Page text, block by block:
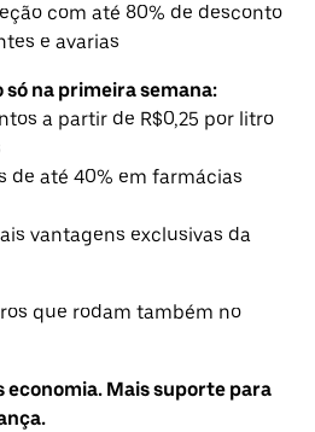
com até 80% de desconto
e avarias
só na primeira semana:
a partir de R$0,25 por litro
de até 40% em farmácias
vantagens exclusivas da
que rodam também no
economia. Mais suporte para